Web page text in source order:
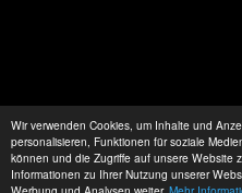
Wir verwenden Cookies, um Inhalte und
personalisieren, Funktionen für soziale
können und die Zugriffe auf unsere Website
Informationen zu Ihrer Nutzung unserer